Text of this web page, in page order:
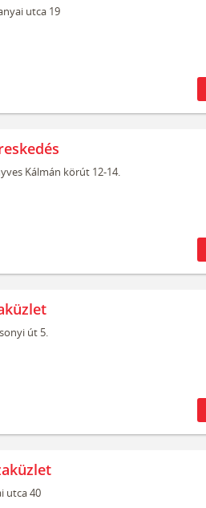
utca 19
Kálmán körút 12-14.
út 5.
utca 40